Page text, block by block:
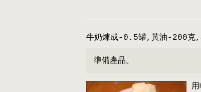
牛奶煉成-0.5罐,黃油-200克
準備產品。